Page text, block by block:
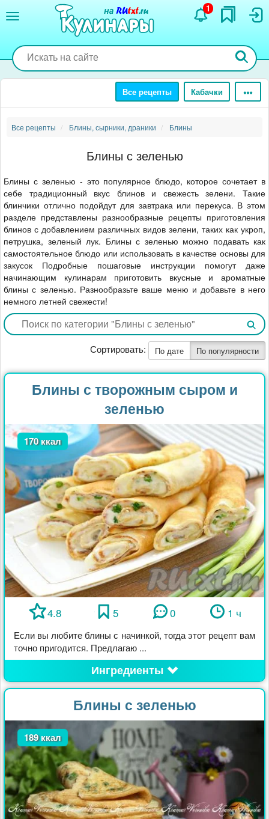
содержанию
1
Все рецепты Кабачки
Все рецепты Блины, сырники, драники Блины
Блины с зеленью
Блины с зеленью - это популярное блюдо, которое сочетает в
себе традиционный вкус блинов и свежесть зелени. Такие
блинчики отлично подойдут для завтрака или перекуса. В этом
разделе представлены разнообразные рецепты приготовления
блинов с добавлением различных видов зелени, таких как укроп,
петрушка, зеленый лук. Блины с зеленью можно подавать как
самостоятельное блюдо или использовать в качестве основы для
закусок Подробные пошаговые инструкции помогут даже
начинающим кулинарам приготовить вкусные и ароматные
блины с зеленью. Разнообразьте ваше меню и добавьте в него
немного летней свежести!
Сортировать: По дате По популярности
Блины с творожным сыром и
зеленью
170 ккал
4.8 5 0 1 ч
Если вы любите блины с начинкой, тогда этот рецепт вам
точно пригодится. Предлагаю ...
Ингредиенты
Блины с зеленью
189 ккал